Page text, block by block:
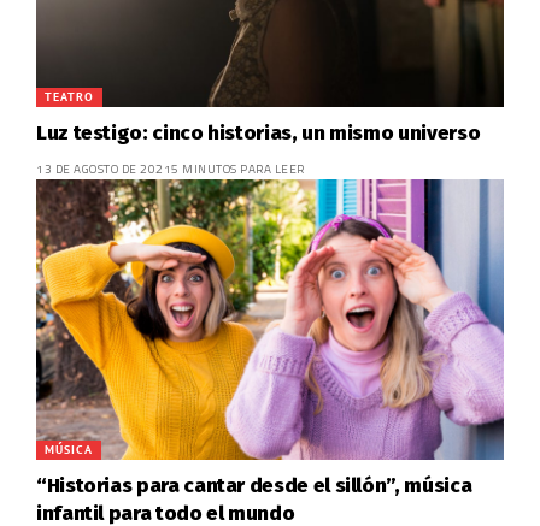
TEATRO
Luz testigo: cinco historias, un mismo universo
13 DE AGOSTO DE 20215 MINUTOS PARA LEER
MÚSICA
“Historias para cantar desde el sillón”, música
infantil para todo el mundo